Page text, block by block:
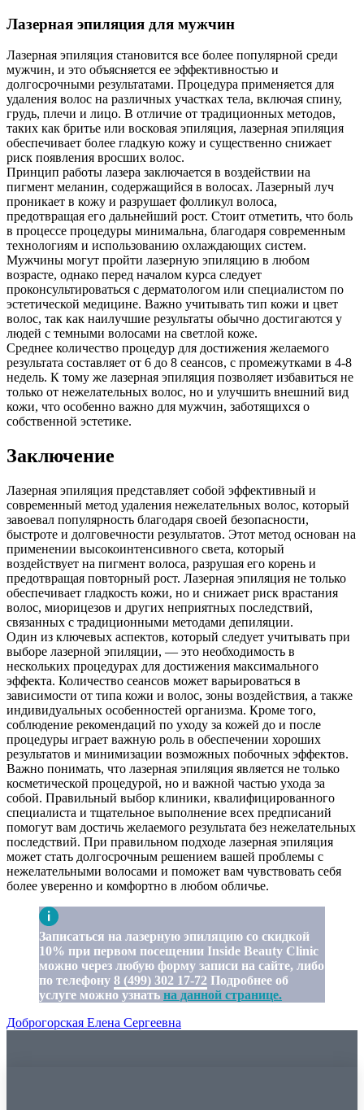
Лазерная эпиляция для мужчин
Лазерная эпиляция становится все более популярной среди
мужчин, и это объясняется ее эффективностью и
долгосрочными результатами. Процедура применяется для
удаления волос на различных участках тела, включая спину,
грудь, плечи и лицо. В отличие от традиционных методов,
таких как бритье или восковая эпиляция, лазерная эпиляция
обеспечивает более гладкую кожу и существенно снижает
риск появления вросших волос.
Принцип работы лазера заключается в воздействии на
пигмент меланин, содержащийся в волосах. Лазерный луч
проникает в кожу и разрушает фолликул волоса,
предотвращая его дальнейший рост. Стоит отметить, что боль
в процессе процедуры минимальна, благодаря современным
технологиям и использованию охлаждающих систем.
Мужчины могут пройти лазерную эпиляцию в любом
возрасте, однако перед началом курса следует
проконсультироваться с дерматологом или специалистом по
эстетической медицине. Важно учитывать тип кожи и цвет
волос, так как наилучшие результаты обычно достигаются у
людей с темными волосами на светлой коже.
Cреднее количество процедур для достижения желаемого
результата составляет от 6 до 8 сеансов, с промежутками в 4-8
недель. К тому же лазерная эпиляция позволяет избавиться не
только от нежелательных волос, но и улучшить внешний вид
кожи, что особенно важно для мужчин, заботящихся о
собственной эстетике.
Заключение
Лазерная эпиляция представляет собой эффективный и
современный метод удаления нежелательных волос, который
завоевал популярность благодаря своей безопасности,
быстроте и долговечности результатов. Этот метод основан на
применении высокоинтенсивного света, который
воздействует на пигмент волоса, разрушая его корень и
предотвращая повторный рост. Лазерная эпиляция не только
обеспечивает гладкость кожи, но и снижает риск врастания
волос, миорицезов и других неприятных последствий,
связанных с традиционными методами депиляции.
Один из ключевых аспектов, который следует учитывать при
выборе лазерной эпиляции, — это необходимость в
нескольких процедурах для достижения максимального
эффекта. Количество сеансов может варьироваться в
зависимости от типа кожи и волос, зоны воздействия, а также
индивидуальных особенностей организма. Кроме того,
соблюдение рекомендаций по уходу за кожей до и после
процедуры играет важную роль в обеспечении хороших
результатов и минимизации возможных побочных эффектов.
Важно понимать, что лазерная эпиляция является не только
косметической процедурой, но и важной частью ухода за
собой. Правильный выбор клиники, квалифицированного
специалиста и тщательное выполнение всех предписаний
помогут вам достичь желаемого результата без нежелательных
последствий. При правильном подходе лазерная эпиляция
может стать долгосрочным решением вашей проблемы с
нежелательными волосами и поможет вам чувствовать себя
более уверенно и комфортно в любом обличье.
Записаться на лазерную эпиляцию со скидкой
10% при первом посещении Inside Beauty Clinic
можно через любую форму записи на сайте, либо
по телефону 8 (499) 302 17-72 Подробнее об
услуге можно узнать на данной странице.
Доброгорская Елена Сергеевна